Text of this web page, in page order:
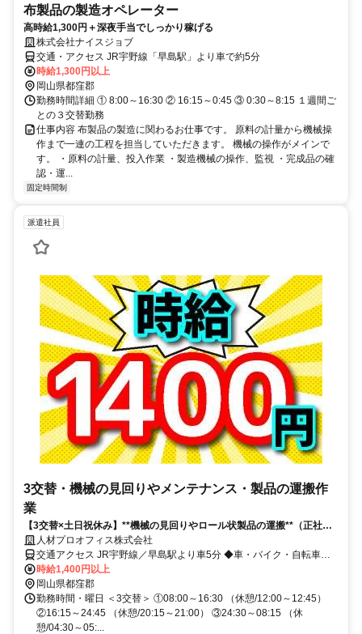
布製品の製造オペレーター
高時給1,300円＋深夜手当でしっかり稼げる
株式会社ナイスジョブ
交通・アクセス JR宇野線「早島駅」より車で約5分
時給1,300円以上
岡山県都窪郡
勤務時間詳細 ① 8:00～16:30 ② 16:15～0:45 ③ 0:30～8:15 １週間ご
との３交替勤務
仕事内容 布製品の製造に関わるお仕事です。 原料の計量から機械操
作まで一連の工程を担当していただきます。 機械の操作がメインで
す。 ・原料の計量、投入作業 ・製造機械の操作、監視 ・完成品の確
認・運...
固定時間制
派遣社員
3交替・機械の見回りやメンテナンス・製品の運搬作
業
【3交替×土日祝休み】**機械の見回りやロール状製品の運搬**（正社員
登用あり♪）（週払いOK）
人材プロオフィス株式会社
交通アクセス JR宇野線／早島駅より車5分 ◆車・バイク・自転車通
勤OK
時給1,400円以上
岡山県都窪郡
勤務時間・曜日 ＜3交替＞ ①08:00～16:30 （休憩/12:00～12:45）
②16:15～24:45 （休憩/20:15～21:00） ③24:30～08:15 （休
憩/04:30～05:...